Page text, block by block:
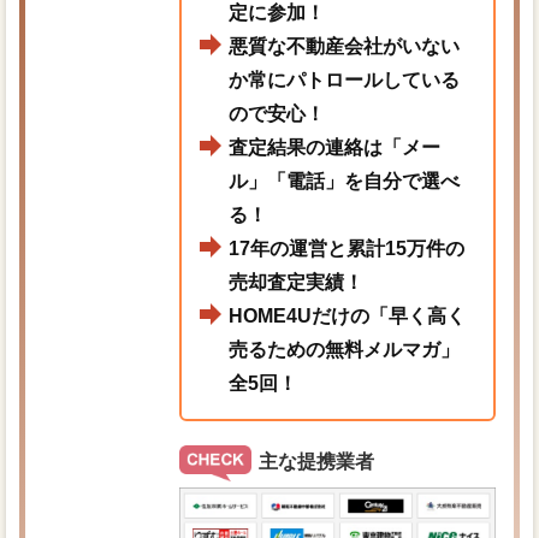
定に参加！
悪質な不動産会社がいない
か常にパトロールしている
ので安心！
査定結果の連絡は「メー
ル」「電話」を自分で選べ
る！
17年の運営と累計15万件の
売却査定実績！
HOME4Uだけの「早く高く
売るための無料メルマガ」
全5回！
主な提携業者